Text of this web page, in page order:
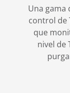
Una gama
control de
que
nivel de